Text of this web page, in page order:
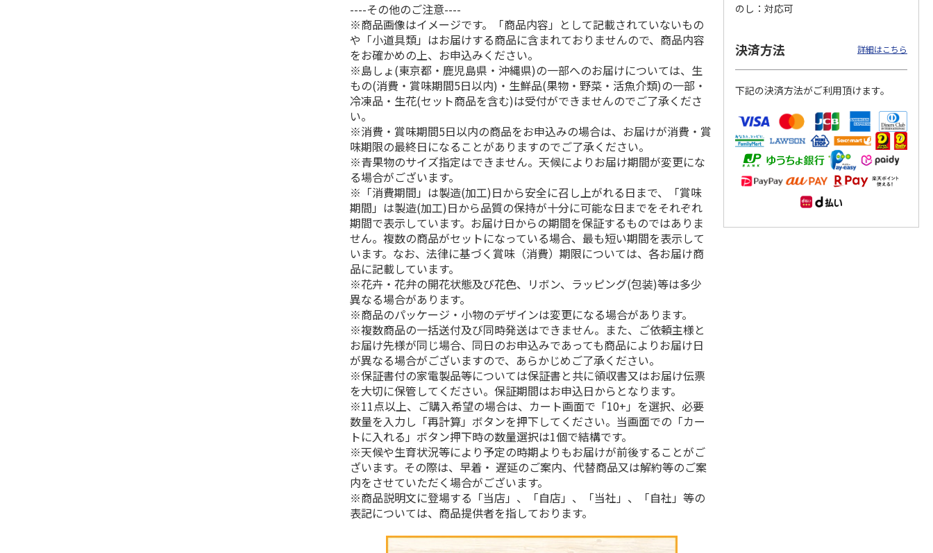
----その他のご注意----
※商品画像はイメージです。「商品内容」として記載されていないもの
や「小道具類」はお届けする商品に含まれておりませんので、商品内容
をお確かめの上、お申込みください。
※島しょ(東京都・鹿児島県・沖縄県)の一部へのお届けについては、生
もの(消費・賞味期間5日以内)・生鮮品(果物・野菜・活魚介類)の一部・
冷凍品・生花(セット商品を含む)は受付ができませんのでご了承くださ
い。
※消費・賞味期間5日以内の商品をお申込みの場合は、お届けが消費・賞
味期限の最終日になることがありますのでご了承ください。
※青果物のサイズ指定はできません。天候によりお届け期間が変更にな
る場合がございます。
※「消費期間」は製造(加工)日から安全に召し上がれる日まで、「賞味
期間」は製造(加工)日から品質の保持が十分に可能な日までをそれぞれ
期間で表示しています。お届け日からの期間を保証するものではありま
せん。複数の商品がセットになっている場合、最も短い期間を表示して
います。なお、法律に基づく賞味（消費）期限については、各お届け商
品に記載しています。
※花卉・花弁の開花状態及び花色、リボン、ラッピング(包装)等は多少
異なる場合があります。
※商品のパッケージ・小物のデザインは変更になる場合があります。
※複数商品の一括送付及び同時発送はできません。また、ご依頼主様と
お届け先様が同じ場合、同日のお申込みであっても商品によりお届け日
が異なる場合がございますので、あらかじめご了承ください。
※保証書付の家電製品等については保証書と共に領収書又はお届け伝票
を大切に保管してください。保証期間はお申込日からとなります。
※11点以上、ご購入希望の場合は、カート画面で「10+」を選択、必要
数量を入力し「再計算」ボタンを押下してください。当画面での「カー
トに入れる」ボタン押下時の数量選択は1個で結構です。
※天候や生育状況等により予定の時期よりもお届けが前後することがご
ざいます。その際は、早着・ 遅延のご案内、代替商品又は解約等のご案
内をさせていただく場合がございます。
※商品説明文に登場する「当店」、「自店」、「当社」、「自社」等の
表記については、商品提供者を指しております。
のし
対応可
決済方法 詳細はこちら
下記の決済方法がご利用頂けます。